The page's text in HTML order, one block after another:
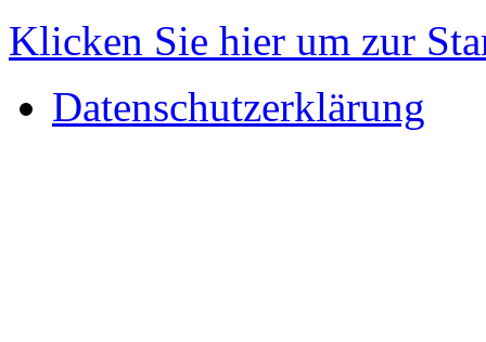
Klicken Sie hier um zur
Datenschutzerklärung